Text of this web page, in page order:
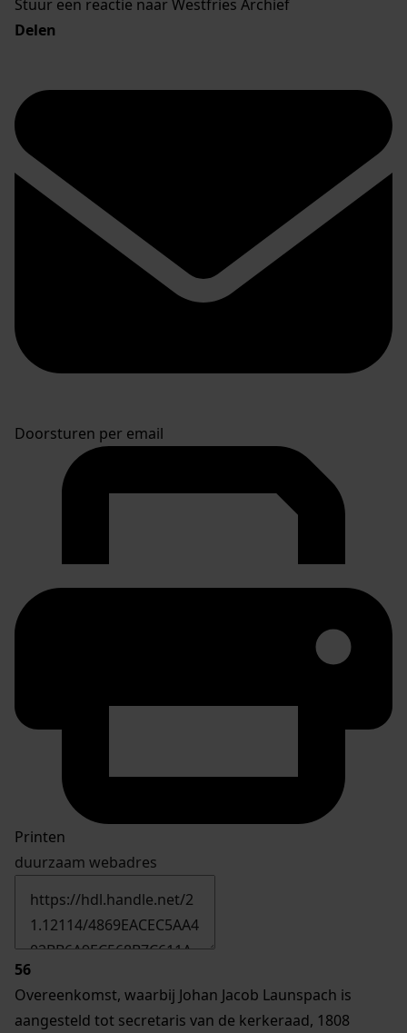
Stuur een reactie naar Westfries Archief
Delen
Doorsturen per email
Printen
duurzaam webadres
56
Overeenkomst, waarbij Johan Jacob Launspach is
aangesteld tot secretaris van de kerkeraad, 1808